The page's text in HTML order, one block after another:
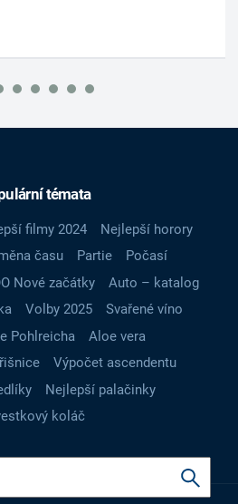
témata
filmy 2024
Nejlepší horory
času Partie
Počasí
Nové začátky
Auto – katalog
Volby 2025
Svařené víno
Pohlreicha
Aloe vera
Výpočet ascendentu
Nejlepší palačinky
koláč